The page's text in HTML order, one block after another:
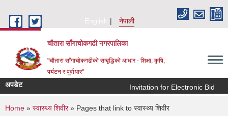
English
नेपाली
चौतारा साँगाचोकगढी नगरपालिका
"चौतारा साँगाचोकगढीको सम्बृद्धिको आधार - शिक्षा, कृषि,
पर्यटन र पूर्वाधार"
अपडेट Invitation for Electronic Bid
You are here
Home » स्वास्थ्य शिवीर» Pages that link to स्वास्थ्य शिवीर